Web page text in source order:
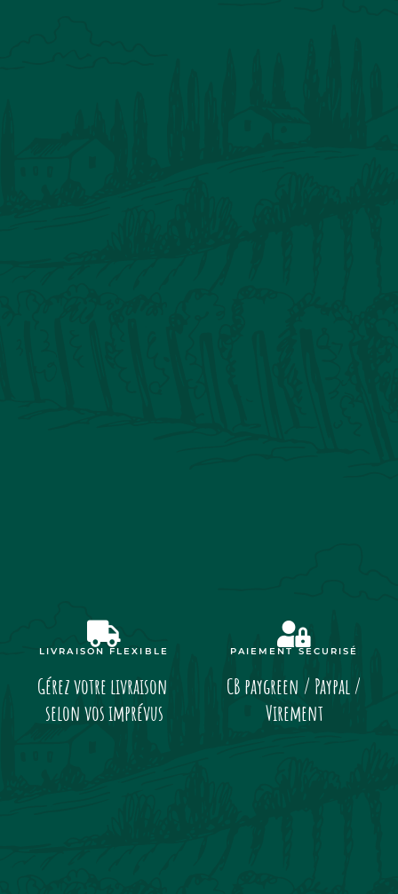
LIVRAISON FLEXIBLE
Gérez votre livraison
selon vos imprévus
PAIEMENT SÉCURISÉ
CB paygreen / Paypal /
Virement